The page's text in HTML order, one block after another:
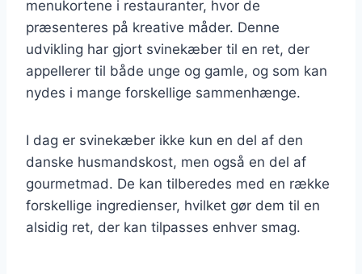
menukortene i restauranter, hvor de
præsenteres på kreative måder. Denne
udvikling har gjort svinekæber til en ret, der
appellerer til både unge og gamle, og som kan
nydes i mange forskellige sammenhænge.
I dag er svinekæber ikke kun en del af den
danske husmandskost, men også en del af
gourmetmad. De kan tilberedes med en række
forskellige ingredienser, hvilket gør dem til en
alsidig ret, der kan tilpasses enhver smag.